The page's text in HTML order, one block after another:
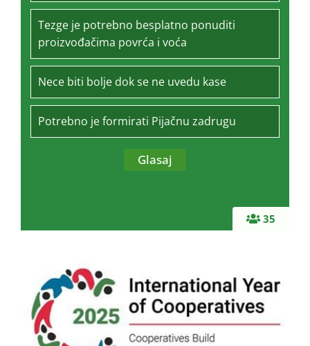
35
Tezge je potrebno besplatno ponuditi
proizvođačima povrća i voća
Nece biti bolje dok se ne uvedu kase
Potrebno je formirati Pijačnu zadrugu